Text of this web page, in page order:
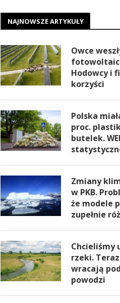
NAJNOWSZE ARTYKUŁY
Owce
Hodowcy i
korzyści
Polska
proc.
butelek.
Zmiany
w PKB.
że modele
zupełnie
Chcieliśmy
rzeki.
wracają
powodzi